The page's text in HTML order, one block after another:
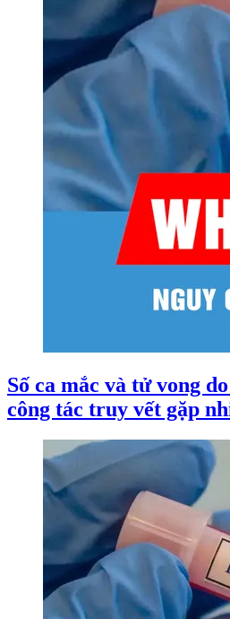
Số ca mắc và tử vong
công tác truy vết gặp